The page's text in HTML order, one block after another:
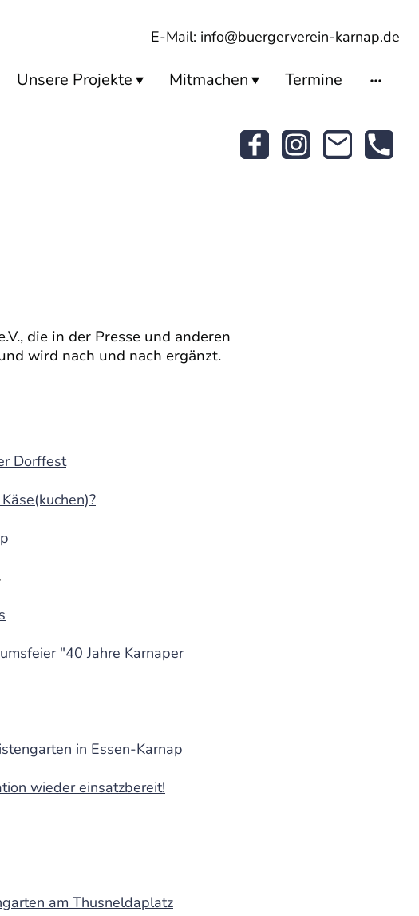
E-Mail: info@buergerverein-karnap.de
Unsere Projekte Mitmachen Termine
die in der Presse und anderen
wird nach und nach ergänzt.
Dorffest
"40 Jahre Karnaper
in Essen-Karnap
wieder einsatzbereit!
am Thusneldaplatz